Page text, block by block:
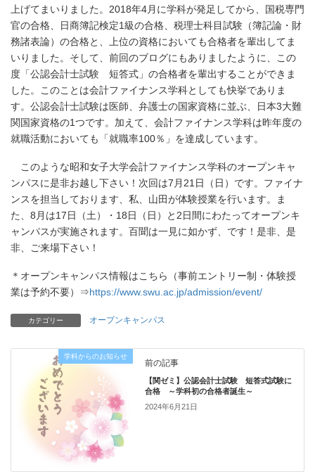
上げてまいりました。2018年4月に学科が発足してから、国税専門
官の合格、日商簿記検定1級の合格、税理士科目試験（簿記論・財
務諸表論）の合格と、上位の資格においても合格者を輩出してま
いりました。そして、前回のブログにもありましたように、この
度「公認会計士試験 短答式」の合格者を輩出することができま
した。このことは会計ファイナンス学科としても快挙でありま
す。公認会計士試験は医師、弁護士の国家資格に並ぶ、日本3大難
関国家資格の1つです。加えて、会計ファイナンス学科は昨年度の
就職活動においても「就職率100％」を達成しています。
このような昭和女子大学会計ファイナンス学科のオープンキャ
ンパスに是非お越し下さい！次回は7月21日（日）です。ファイナ
ンスを担当しております、私、山田が体験授業を行います。ま
た、8月は17日（土）・18日（日）と2日間にわたってオープンキ
ャンパスが実施されます。百聞は一見に如かず、です！是非、是
非、ご来場下さい！
＊オープンキャンパス情報はこちら（事前エントリー制・体験授
業は予約不要）⇒https://www.swu.ac.jp/admission/event/
カテゴリー オープンキャンパス
学科からのお知らせ
前の記事
【関ゼミ】公認会計士試験 短答式試験に
合格 ～学科初の合格者誕生～
2024年6月21日